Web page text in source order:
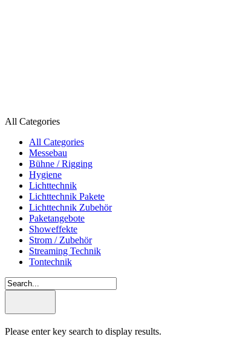
All Categories
All Categories
Messebau
Bühne / Rigging
Hygiene
Lichttechnik
Lichttechnik Pakete
Lichttechnik Zubehör
Paketangebote
Showeffekte
Strom / Zubehör
Streaming Technik
Tontechnik
Please enter key search to display results.